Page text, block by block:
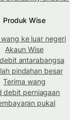
Produk Wise
wang ke luar negeri
Akaun Wise
antarabangsa
pindahan besar
Terima wang
debit perniagaan
pukal